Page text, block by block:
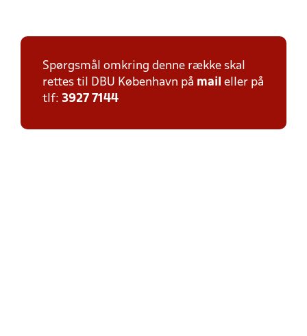
Spørgsmål omkring denne række skal
rettes til DBU København på mail eller på
tlf: 3927 7144